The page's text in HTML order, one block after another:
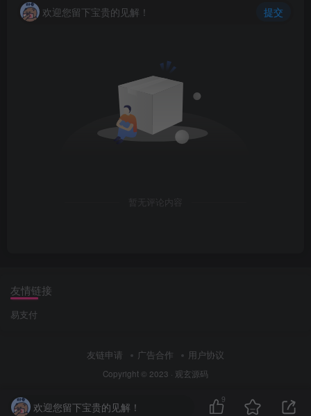
欢迎您留下宝贵的见解！ 提交
暂无评论内容
友情链接
易支付
友链申请 广告合作 用户协议
Copyright © 2023 · 观玄源码
欢迎您留下宝贵的见解！
9